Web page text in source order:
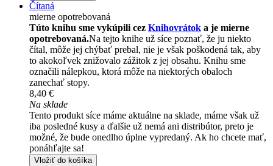
Čítaná
mierne opotrebovaná
Túto knihu sme vykúpili cez Knihovrátok a je mierne
opotrebovaná.Na tejto knihe už síce poznať, že ju niekto
čítal, môže jej chýbať prebal, nie je však poškodená tak, aby
to akokoľvek znižovalo zážitok z jej obsahu. Knihu sme
označili nálepkou, ktorá môže na niektorých obaloch
zanechať stopy.
8,40 €
Na sklade
Tento produkt síce máme aktuálne na sklade, máme však už
iba posledné kusy a ďalšie už nemá ani distribútor, preto je
možné, že bude onedlho úplne vypredaný. Ak ho chcete mať,
ponáhľajte sa!
Vložiť do košíka